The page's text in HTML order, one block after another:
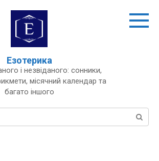
Езотерика
і незвіданого: сонники,
місячний календар та
багато іншого